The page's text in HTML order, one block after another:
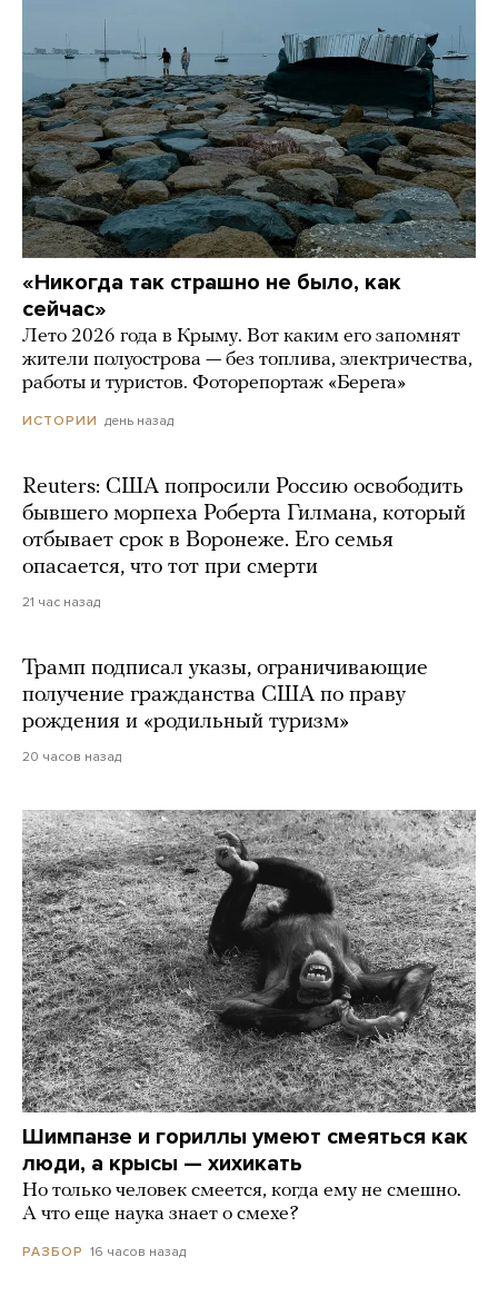
«Никогда так страшно не было, как
сейчас»
Лето 2026 года в Крыму. Вот каким его запомнят
жители полуострова — без топлива, электричества,
работы и туристов. Фоторепортаж «Берега»
ИСТОРИИ день назад
Reuters: США попросили Россию освободить
бывшего морпеха Роберта Гилмана, который
отбывает срок в Воронеже. Его семья
опасается, что тот при смерти
21 час назад
Трамп подписал указы, ограничивающие
получение гражданства США по праву
рождения и «родильный туризм»
20 часов назад
Шимпанзе и гориллы умеют смеяться как
люди, а крысы — хихикать
Но только человек смеется, когда ему не смешно.
А что еще наука знает о смехе?
РАЗБОР 16 часов назад